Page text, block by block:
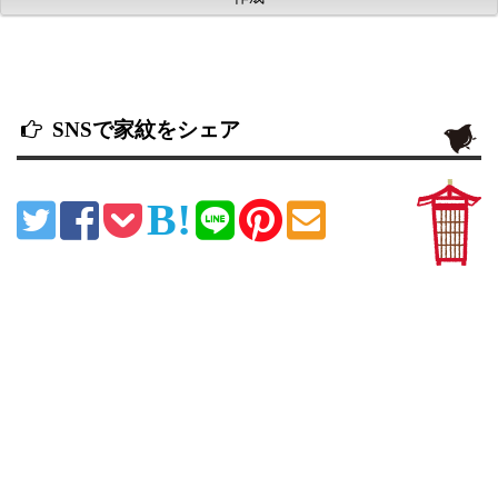
SNSで家紋をシェア